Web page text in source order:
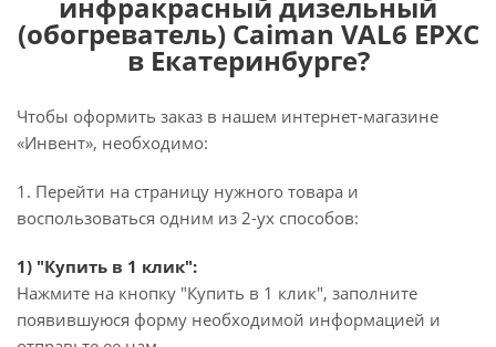
(обогреватель) Caiman VAL6 EPXC
в Екатеринбурге?
Чтобы оформить заказ в нашем интернет-магазине
«Инвент», необходимо:
1. Перейти на страницу нужного товара и
воспользоваться одним из 2-ух способов:
1) "Купить в 1 клик":
Нажмите на кнопку "Купить в 1 клик", заполните
появившуюся форму необходимой информацией и